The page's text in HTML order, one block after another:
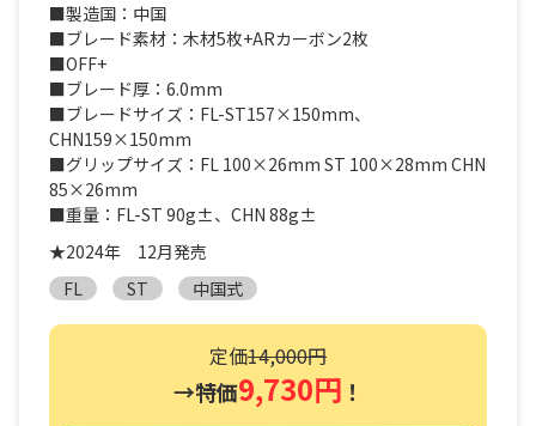
■製造国：中国
■ブレード素材：木材5枚+ARカーボン2枚
■OFF+
■ブレード厚：6.0mm
■ブレードサイズ：FL-ST157×150mm、
CHN159×150mm
■グリップサイズ：FL 100×26mm ST 100×28mm CHN
85×26mm
■重量：FL-ST 90g±、CHN 88g±
★2024年 12月発売
FL
ST 中国式
定価14,000円
→特価9,730円 ！